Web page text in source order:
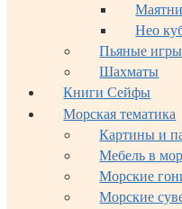
Нео
Пьяные игры
Шахматы
Книги Сейфы
Морская тематика
Картины и
Мебель в
Морские
Морские